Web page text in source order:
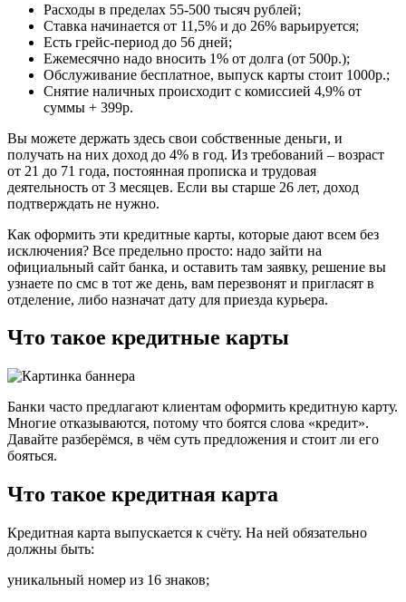
Расходы в пределах 55-500 тысяч рублей;
Ставка начинается от 11,5% и до 26% варьируется;
Есть грейс-период до 56 дней;
Ежемесячно надо вносить 1% от долга (от 500р.);
Обслуживание бесплатное, выпуск карты стоит 1000р.;
Снятие наличных происходит с комиссией 4,9% от
суммы + 399р.
Вы можете держать здесь свои собственные деньги, и
получать на них доход до 4% в год. Из требований – возраст
от 21 до 71 года, постоянная прописка и трудовая
деятельность от 3 месяцев. Если вы старше 26 лет, доход
подтверждать не нужно.
Как оформить эти кредитные карты, которые дают всем без
исключения? Все предельно просто: надо зайти на
официальный сайт банка, и оставить там заявку, решение вы
узнаете по смс в тот же день, вам перезвонят и пригласят в
отделение, либо назначат дату для приезда курьера.
Что такое кредитные карты
Банки часто предлагают клиентам оформить кредитную карту.
Многие отказываются, потому что боятся слова «кредит».
Давайте разберёмся, в чём суть предложения и стоит ли его
бояться.
Что такое кредитная карта
Кредитная карта выпускается к счёту. На ней обязательно
должны быть:
уникальный номер из 16 знаков;